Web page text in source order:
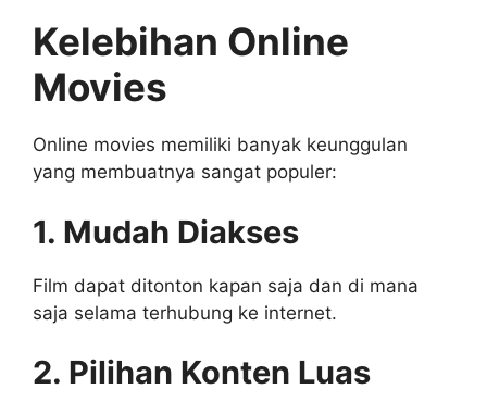
Kelebihan Online
Movies
Online movies memiliki banyak keunggulan
yang membuatnya sangat populer:
1. Mudah Diakses
Film dapat ditonton kapan saja dan di mana
saja selama terhubung ke internet.
2. Pilihan Konten Luas